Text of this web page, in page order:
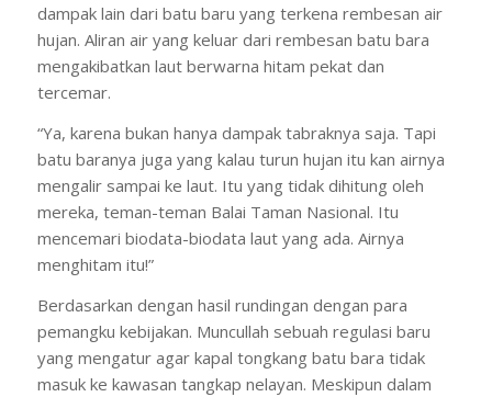
dampak lain dari batu baru yang terkena rembesan air
hujan. Aliran air yang keluar dari rembesan batu bara
mengakibatkan laut berwarna hitam pekat dan
tercemar.
“Ya, karena bukan hanya dampak tabraknya saja. Tapi
batu baranya juga yang kalau turun hujan itu kan airnya
mengalir sampai ke laut. Itu yang tidak dihitung oleh
mereka, teman-teman Balai Taman Nasional. Itu
mencemari biodata-biodata laut yang ada. Airnya
menghitam itu!”
Berdasarkan dengan hasil rundingan dengan para
pemangku kebijakan. Muncullah sebuah regulasi baru
yang mengatur agar kapal tongkang batu bara tidak
masuk ke kawasan tangkap nelayan. Meskipun dalam